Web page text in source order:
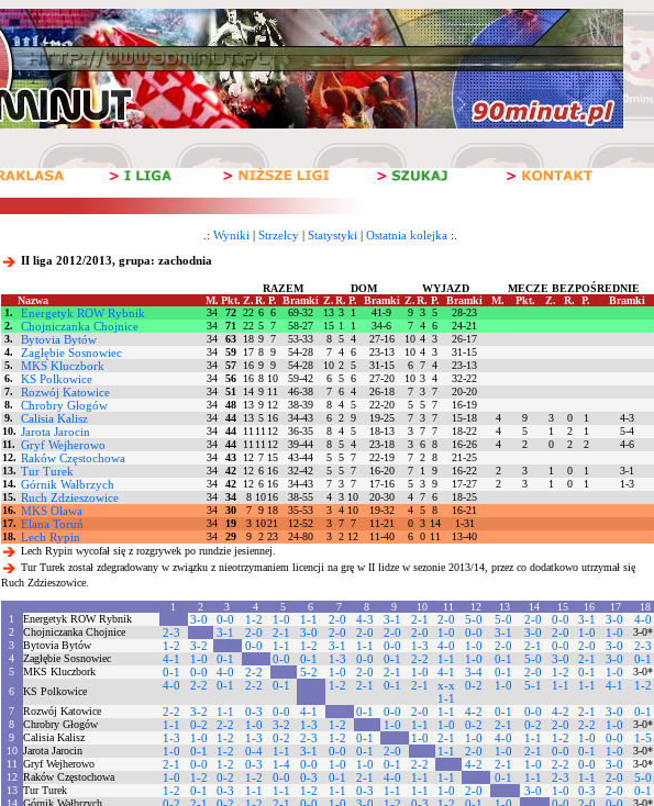
.: Wyniki | Strzelcy | Statystyki | Ostatnia kolejka :.
II liga 2012/2013, grupa: zachodnia
RAZEM DOM WYJAZD
MECZE BEZPOŚREDNIE
Nazwa
M. Pkt. Z.R. P. Bramki Z.R. P. Bramki Z.R. P. Bramki M. Pkt. Z. R. P.
Bramki
1.
Energetyk ROW Rybnik 34 72 22 6 6 69-32 13 3 1 41-9 9 3 5
28-23
2.
Chojniczanka Chojnice 34 71 22 5 7 58-27 15 1 1 34-6 7 4 6
24-21
3.
Bytovia Bytów 34 63 18 9 7 53-33 8 5 4 27-16 10 4 3
26-17
4.
Zagłębie Sosnowiec 34 59 17 8 9 54-28 7 4 6 23-13 10 4 3
31-15
5.
MKS Kluczbork 34 57 16 9 9 54-28 10 2 5 31-15 6 7 4
23-13
6.
KS Polkowice 34 56 16 8 10 59-42 6 5 6 27-20 10 3 4
32-22
7.
Rozwój Katowice 34 51 14 9 11 46-38 7 6 4 26-18 7 3 7
20-20
8.
Chrobry Głogów 34 48 13 9 12 38-39 8 4 5 22-20 5 5 7
16-19
9.
Calisia Kalisz 34 44 13 5 16 34-43 6 2 9 19-25 7 3 7 15-18 4 9 3 0 1
4-3
10. Jarota Jarocin 34 44 11 11 12 36-35 8 4 5 18-13 3 7 7 18-22 4 5 1 2 1
5-4
11. Gryf Wejherowo 34 44 11 11 12 39-44 8 5 4 23-18 3 6 8 16-26 4 2 0 2 2
4-6
12. Raków Częstochowa 34 43 12 7 15 43-44 5 5 7 22-19 7 2 8
21-25
13. Tur Turek 34 42 12 6 16 32-42 5 5 7 16-20 7 1 9 16-22 2 3 1 0 1
3-1
14. Górnik Wałbrzych 34 42 12 6 16 34-43 7 3 7 17-16 5 3 9 17-27 2 3 1 0 1
1-3
15. Ruch Zdzieszowice 34 34 8 1016 38-55 4 3 10 20-30 4 7 6
18-25
16. MKS Oława 34 30 7 9 18 35-53 3 4 10 19-32 4 5 8
16-21
17. Elana Toruń 34 19 3 1021 12-52 3 7 7 11-21 0 3 14
1-31
18. Lech Rypin 34 29 9 2 23 24-80 3 2 12 11-40 6 0 11
13-40
Lech Rypin wycofał się z rozgrywek po rundzie jesiennej.
Tur Turek został zdegradowany w związku z nieotrzymaniem licencji na grę w II lidze w sezonie 2013/14, przez co dodatkowo utrzymał się
Ruch Zdzieszowice.
1
2 3 4 5 6 7 8 9 10 11 12 13 14 15 16 17
18
1
Energetyk ROW Rybnik 3-0 0-0 1-2 1-0 1-1 2-0 4-3 3-1 2-1 2-0 5-0 5-0 2-0 0-0 3-1 3-0 4-0
2 Chojniczanka Chojnice 2-3 3-1 2-0 2-1 3-0 2-0 2-0 2-0 2-0 1-0 0-0 3-1 3-0 2-0 1-0 1-0
3-0*
3
Bytovia Bytów 1-2 3-2 0-0 1-1 1-2 3-1 1-1 0-0 1-3 4-0 1-0 2-0 2-1 0-0 2-0 3-0 2-3
4 Zagłębie Sosnowiec 4-1 1-0 0-1 0-0 0-1 1-3 0-0 0-1 2-2 1-1 1-0 0-1 5-0 3-0 2-1 3-0 0-1
5 MKS Kluczbork 0-1 0-0 4-0 2-2 5-2 1-0 2-0 2-1 1-0 4-1 3-4 0-1 2-0 1-2 0-1 1-0
3-0*
6
KS Polkowice 4-0 2-2 0-1 2-2 0-1 1-2 2-1 0-1 2-1
x-x
1-1
0-2 1-0 5-1 1-1 1-1 4-1 1-2
7 Rozwój Katowice 2-2 3-2 1-1 0-3 0-0 4-1 0-1 0-0 2-0 1-1 4-2 0-1 0-0 4-2 2-1 3-0 0-1
8 Chrobry Głogów 1-1 0-2 2-2 1-0 3-2 1-3 1-2 1-0 1-1 1-0 0-2 2-1 0-2 2-0 2-2 1-0
3-0*
9
Calisia Kalisz 1-3 1-0 1-2 1-3 0-2 2-3 1-2 0-1 1-0 2-1 1-0 4-0 1-1 1-2 1-0 0-0 1-5
10 Jarota Jarocin 1-0 0-1 1-2 0-4 1-1 3-1 0-0 0-1 2-0 1-1 2-0 1-0 2-1 0-0 0-1 1-0
3-0*
11
Gryf Wejherowo 2-1 0-0 1-2 0-3 1-4 0-0 1-0 1-0 0-1 2-2 4-2 2-1 1-0 2-2 0-0 3-0
3-0*
12 Raków Częstochowa 1-0 1-2 0-2 1-2 0-0 0-3 0-1 2-1 4-0 1-1 1-1 0-1 1-1 2-3 1-1 2-0 5-0
13 Tur Turek 1-2 0-1 0-3 1-1 1-1 1-2 1-1 0-3 1-1 1-1 1-0 2-0 3-0 1-0 0-3 2-0 0-1
14 Górnik Wałbrzych
3-0*